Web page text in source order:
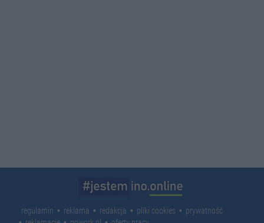
regulamin reklama redakcja pliki cookies
prywatność